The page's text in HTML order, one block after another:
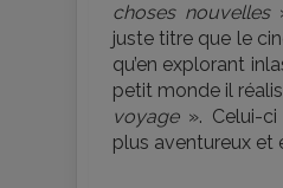
choses nouvelles
juste titre que le
qu’en explorant
petit monde il
voyage». Celui-ci
plus aventureux et